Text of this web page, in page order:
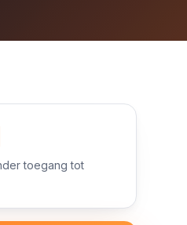
toegang tot